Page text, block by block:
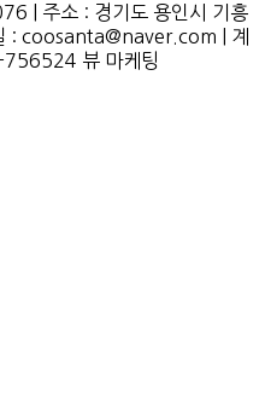
| 주소 : 경기도 용인시 기흥
: coosanta@naver.com | 계
뷰 마케팅